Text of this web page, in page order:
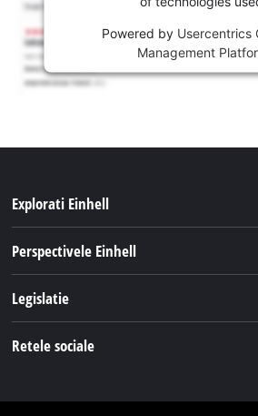
Powered by Usercentrics
Management
Explorati Einhell
Sistemul de acumulatori
Perspectivele Einhell
Einhell in lume
Legislatie
Retele sociale